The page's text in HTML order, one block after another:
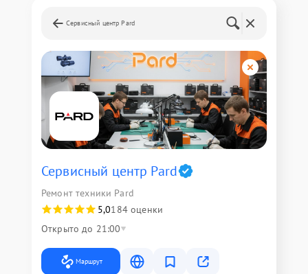
Сервисный центр Pard
Сервисный центр Pard
Ремонт техники Pard
5,0184 оценки
Открыто до 21:00
Маршрут